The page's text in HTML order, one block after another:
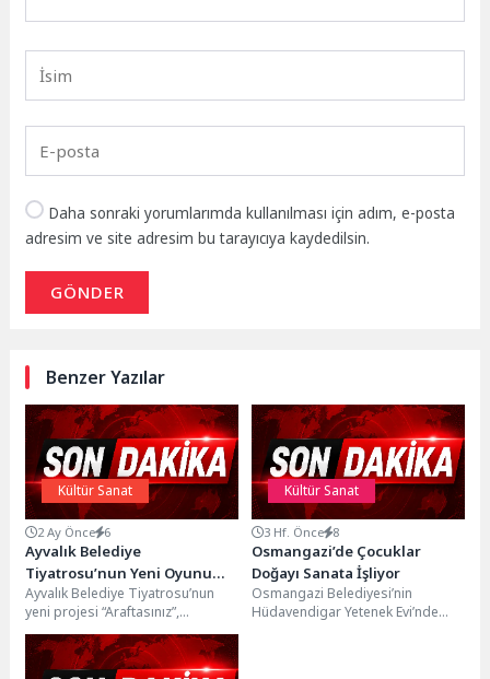
Daha sonraki yorumlarımda kullanılması için adım, e-posta
adresim ve site adresim bu tarayıcıya kaydedilsin.
GÖNDER
Benzer Yazılar
Kültür Sanat
2 Ay Önce 6
Ayvalık Belediye
Tiyatrosu’nun Yeni Oyunu
“Araftasınız” Seyirciyle
Buluştu
Ayvalık Belediye Tiyatrosu’nun
yeni projesi “Araftasınız”,
prömiyerini yoğun ilgi gören bir
gösterimle gerçekleştirdi.
Tiyatronun bugüne...
Kültür Sanat
3 Hf. Önce 8
Osmangazi’de Çocuklar
Doğayı Sanata İşliyor
Osmangazi Belediyesi’nin
Hüdavendigar Yetenek Evi’nde